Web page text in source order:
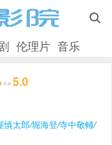

伦理片 音乐
5.0
慎太郎/堀海登/寺中敬輔/